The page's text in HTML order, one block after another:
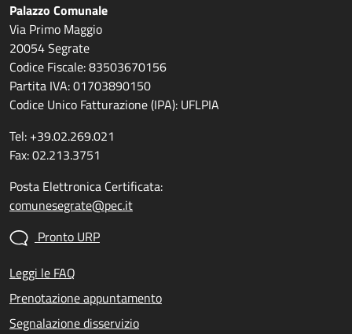
Palazzo Comunale
Via Primo Maggio
20054 Segrate
Codice Fiscale: 83503670156
Partita IVA: 01703890150
Codice Unico Fatturazione (IPA): UFLPIA
Tel: +39.02.269.021
Fax: 02.213.3751
Posta Elettronica Certificata:
comunesegrate@pec.it
Pronto URP
Leggi le FAQ
Prenotazione appuntamento
Segnalazione disservizio